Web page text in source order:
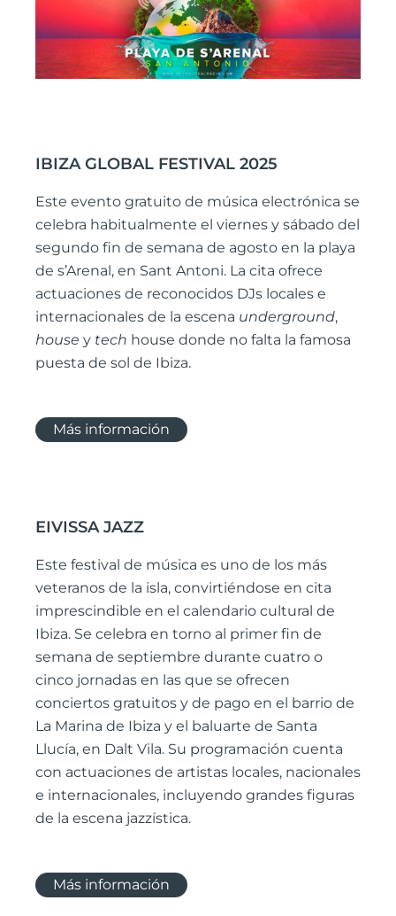
IBIZA GLOBAL FESTIVAL 2025
Este evento gratuito de música electrónica se
celebra habitualmente el viernes y sábado del
segundo fin de semana de agosto en la playa
de s’Arenal, en Sant Antoni. La cita ofrece
actuaciones de reconocidos DJs locales e
internacionales de la escena underground,
house y tech house donde no falta la famosa
puesta de sol de Ibiza.
Más información
EIVISSA JAZZ
Este festival de música es uno de los más
veteranos de la isla, convirtiéndose en cita
imprescindible en el calendario cultural de
Ibiza. Se celebra en torno al primer fin de
semana de septiembre durante cuatro o
cinco jornadas en las que se ofrecen
conciertos gratuitos y de pago en el barrio de
La Marina de Ibiza y el baluarte de Santa
Llucía, en Dalt Vila. Su programación cuenta
con actuaciones de artistas locales, nacionales
e internacionales, incluyendo grandes figuras
de la escena jazzística.
Más información